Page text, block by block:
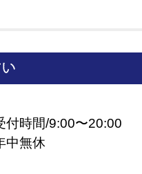
付時間/9:00〜20:00
中無休